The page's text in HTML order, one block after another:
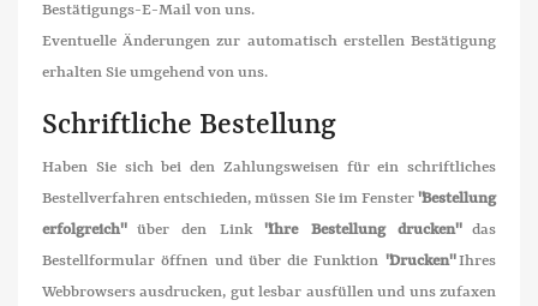
Bestätigungs-E-Mail von uns.
Eventuelle Änderungen zur automatisch erstellen Bestätigung
erhalten Sie umgehend von uns.
Schriftliche Bestellung
Haben Sie sich bei den Zahlungsweisen für ein schriftliches
Bestellverfahren entschieden, müssen Sie im Fenster "Bestellung
erfolgreich"über den Link"Ihre Bestellung drucken"das
Bestellformular öffnen und über die Funktion "Drucken"Ihres
Webbrowsers ausdrucken, gut lesbar ausfüllen und uns zufaxen